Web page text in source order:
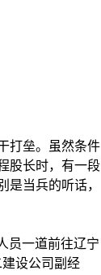
打垒。虽然条件
股长时，有一段
当兵的听话，
员一道前往辽宁
设公司副经